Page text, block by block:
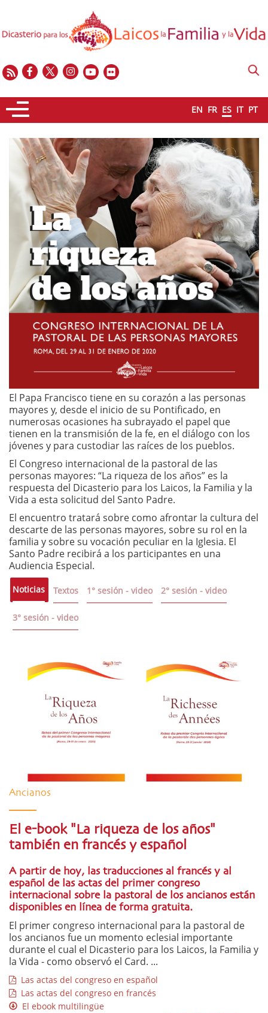
EN FR ES IT PT
El Papa Francisco tiene en su corazón a las personas
mayores y, desde el inicio de su Pontificado, en
numerosas ocasiones ha subrayado el papel que
tienen en la transmisión de la fe, en el diálogo con los
jóvenes y para custodiar las raíces de los pueblos.
El Congreso internacional de la pastoral de las
personas mayores: “La riqueza de los años” es la
respuesta del Dicasterio para los Laicos, la Familia y la
Vida a esta solicitud del Santo Padre.
El encuentro tratará sobre como afrontar la cultura del
descarte de las personas mayores, sobre su rol en la
familia y sobre su vocación peculiar en la Iglesia. El
Santo Padre recibirá a los participantes en una
Audiencia Especial.
Noticias Textos 1° sesión - video 2° sesión - video
3° sesión - video
Ancianos
El e-book "La riqueza de los años"
también en francés y español
A partir de hoy, las traducciones al francés y al
español de las actas del primer congreso
internacional sobre la pastoral de los ancianos están
disponibles en línea de forma gratuita.
El primer congreso internacional para la pastoral de
los ancianos fue un momento eclesial importante
durante el cual el Dicasterio para los Laicos, la Familia y
la Vida - como observó el Card. ...
Las actas del congreso en español
Las actas del congreso en francés
El ebook multilingüe